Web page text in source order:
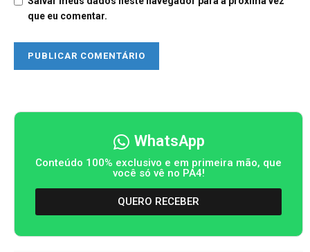
que eu comentar.
WhatsApp
Conteúdo 100% exclusivo e em primeira mão, que
você só vê no PA4!
QUERO RECEBER